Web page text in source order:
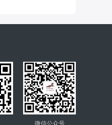
微信公众号